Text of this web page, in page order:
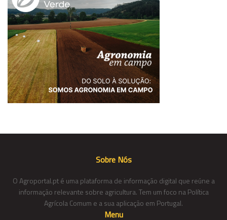
Sobre Nós
O Agroportal.pt é uma plataforma de informação digital que reúne a
informação relevante sobre agricultura. Tem um foco na Política
Agrícola Comum e a sua aplicação em Portugal.
Menu